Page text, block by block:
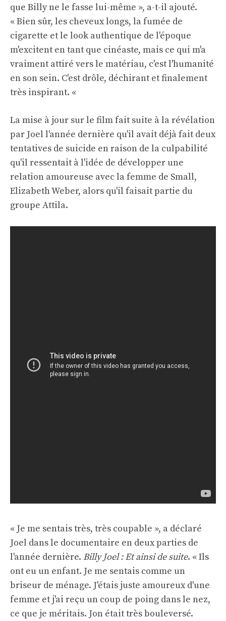
que Billy ne le fasse lui-même », a-t-il ajouté.
« Bien sûr, les cheveux longs, la fumée de
cigarette et le look authentique de l'époque
m'excitent en tant que cinéaste, mais ce qui m'a
vraiment attiré vers le matériau, c'est l'humanité
en son sein. C'est drôle, déchirant et finalement
très inspirant. «
La mise à jour sur le film fait suite à la révélation
par Joel l'année dernière qu'il avait déjà fait deux
tentatives de suicide en raison de la culpabilité
qu'il ressentait à l'idée de développer une
relation amoureuse avec la femme de Small,
Elizabeth Weber, alors qu'il faisait partie du
groupe Attila.
« Je me sentais très, très coupable », a déclaré
Joel dans le documentaire en deux parties de
l'année dernière. Billy Joel : Et ainsi de suite. « Ils
ont eu un enfant. Je me sentais comme un
briseur de ménage. J'étais juste amoureux d'une
femme et j'ai reçu un coup de poing dans le nez,
ce que je méritais. Jon était très bouleversé.